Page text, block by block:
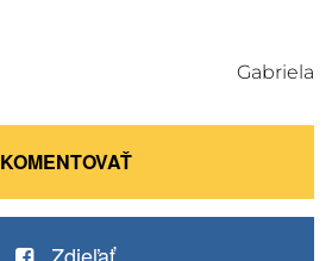
Gabriela
KOMENTOVAŤ
Zdieľať